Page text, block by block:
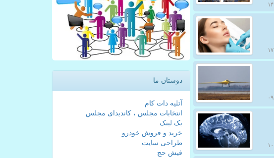
دوستان ما
آتلیه دات کام
انتخابات مجلس ، کاندیدای مجلس
بک لینک
خرید و فروش خودرو
طراحی سایت
فیش حج